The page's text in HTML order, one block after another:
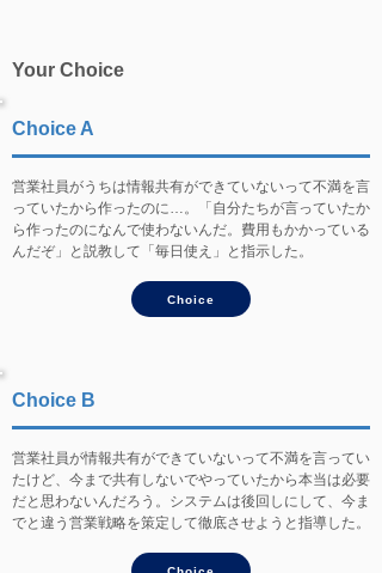
Your Choice
Choice A
営業社員がうちは情報共有ができていないって不満を言
っていたから作ったのに…。「自分たちが言っていたか
ら作ったのになんで使わないんだ。費用もかかっている
んだぞ」と説教して「毎日使え」と指示した。
Choice
Choice B
営業社員が情報共有ができていないって不満を言ってい
たけど、今まで共有しないでやっていたから本当は必要
だと思わないんだろう。システムは後回しにして、今ま
でと違う営業戦略を策定して徹底させようと指導した。